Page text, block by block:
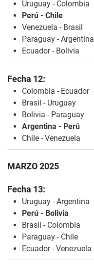
Uruguay - Colombia
Perú - Chile
Venezuela - Brasil
Paraguay - Argentina
Ecuador - Bolivia
Fecha 12:
Colombia - Ecuador
Brasil - Uruguay
Bolivia - Paraguay
Argentina - Perú
Chile - Venezuela
MARZO 2025
Fecha 13:
Uruguay - Argentina
Perú - Bolivia
Brasil - Colombia
Paraguay - Chile
Ecuador - Venezuela